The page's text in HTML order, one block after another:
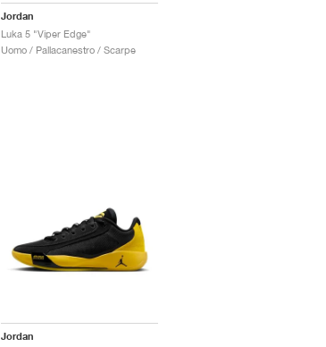
Jordan
Luka 5 "Viper Edge"
Uomo / Pallacanestro / Scarpe
Jordan